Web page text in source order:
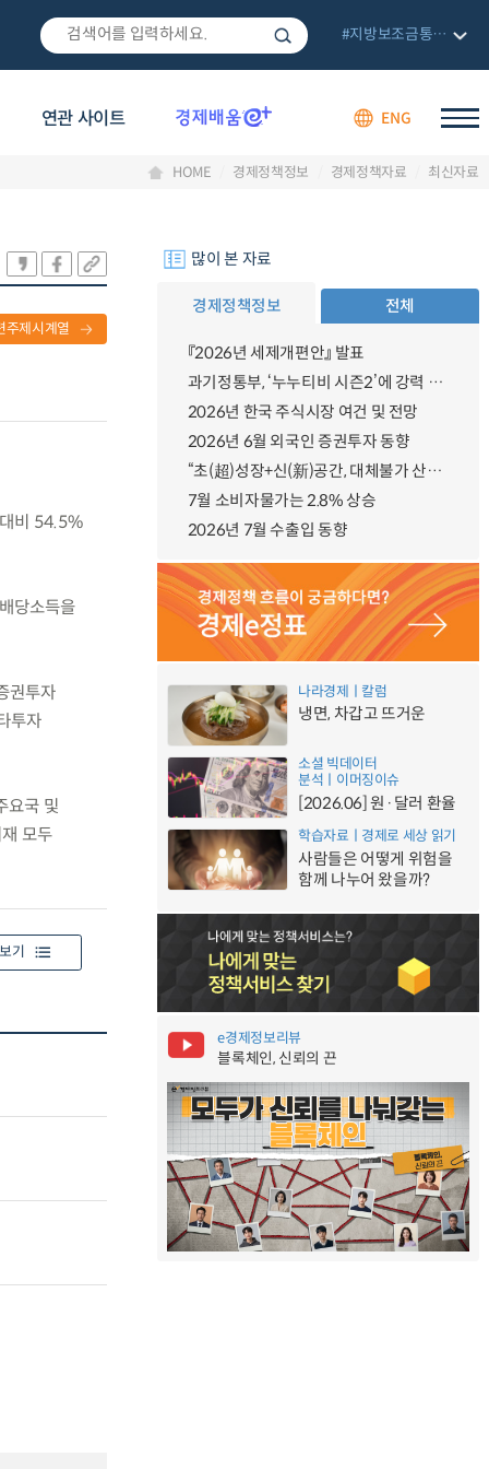
연관 사이트 ENG
#지방보조금통합관리망
HOME 경제정책정보 경제정책자료 최신자료
주제시계열
비 54.5%
당소득을
권투자
투자
요국 및
모두
기
많이 본 자료
경제정책정보 전체
『2026년 세제개편안』 발표
과기정통부, ‘누누티비 시즌2’에 강력 대응 의지 밝혀
2026년 한국 주식시장 여건 및 전망
2026년 6월 외국인 증권투자 동향
“초(超)성장+신(新)공간, 대체불가 산업강국”
7월 소비자물가는 2.8% 상승
2026년 7월 수출입 동향
나라경제ㅣ칼럼
냉면, 차갑고 뜨거운
소셜 빅데이터
분석ㅣ이머징이슈
[2026.06] 원·달러 환율
학습자료ㅣ경제로 세상 읽기
사람들은 어떻게 위험을
함께 나누어 왔을까?
e경제정보리뷰
블록체인, 신뢰의 끈